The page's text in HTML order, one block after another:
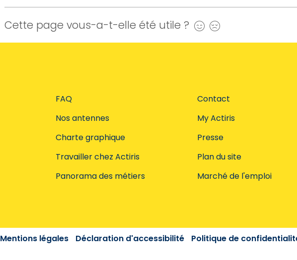
Cette page vous-a-t-elle été utile ? Oui
FAQ
Nos antennes
Charte graphique
Travailler chez Actiris
Panorama des métiers
Contact
My Actiris
Presse
Plan du site
Marché de l'emploi
Mentions légales Déclaration d'accessibilité Politique de